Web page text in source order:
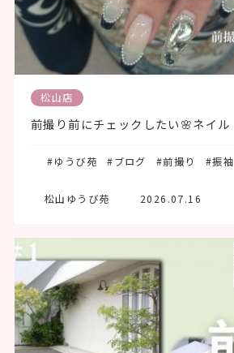
松山店
前撮り前にチェックしたい🌸ネイル
#ゆうび苑 #ブログ #前撮り #振袖
松山ゆうび苑 2026.07.16